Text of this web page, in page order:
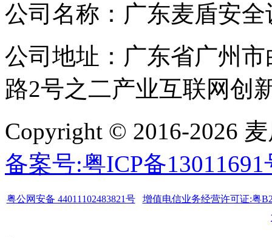
公司名称：广东麦盾安
公司地址：广东省广州
路2号之二产业互联网创
Copyright © 2016-2026
备案号:粤ICP备13011691
粤公网安备 44011102483821号
增值电信业务经营许可证:粤